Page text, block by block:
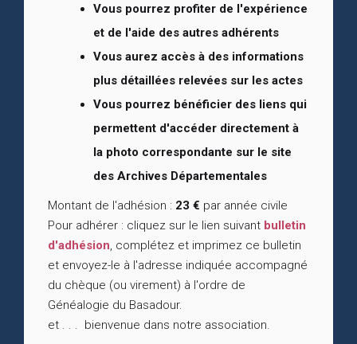
Vous pourrez profiter de l'expérience
et de l'aide des autres adhérents
Vous aurez accès à des informations
plus détaillées relevées sur les actes
Vous pourrez bénéficier des liens qui
permettent d'accéder directement à
la photo correspondante sur le site
des Archives Départementales
Montant de l'adhésion : 23 € par année civile
Pour adhérer : cliquez sur le lien suivant bulletin
d'adhésion, complétez et imprimez ce bulletin
et envoyez-le à l'adresse indiquée accompagné
du chèque (ou virement) à l'ordre de
Généalogie du Basadour.
et . . . bienvenue dans notre association.